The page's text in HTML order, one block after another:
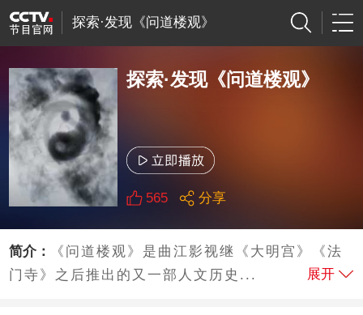
探索·发现《问道楼观》
探索·发现《问道楼观》
565 分享
简介：
《问道楼观》是曲江影视继《大明宫》《法
门寺》之后推出的又一部人文历史...
展开